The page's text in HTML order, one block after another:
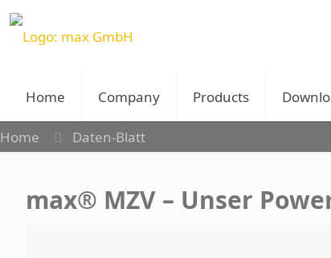
Home Company Products
Home Daten-Blatt
max® MZV – Unser